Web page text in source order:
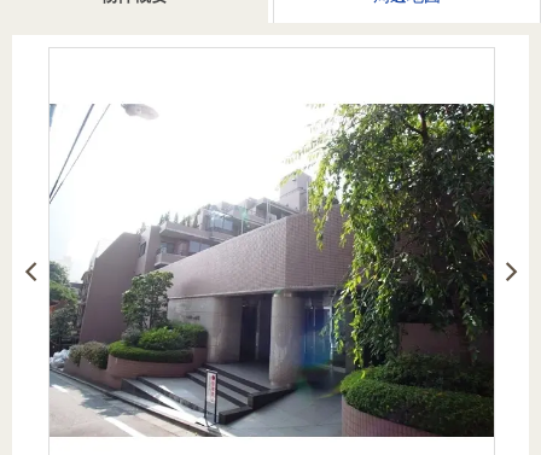
物
件
探
探す
サービス
住宅ロー
ンシミュ
レーショ
住まい1プ
ラス（お
役立ちコ
ラム）
住まいと
暮らしの
税金の本
購入ガイ
ド
試算
サービス
ラス（お
役立ちコ
ラム）
住まいと
暮らしの
税金の本
（電子ブ
ック）
売却ガイ
ド
ック版）